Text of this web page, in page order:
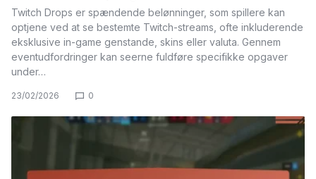
Twitch Drops er spændende belønninger, som spillere kan
optjene ved at se bestemte Twitch-streams, ofte inkluderende
eksklusive in-game genstande, skins eller valuta. Gennem
eventudfordringer kan seerne fuldføre specifikke opgaver
under…
23/02/2026 0